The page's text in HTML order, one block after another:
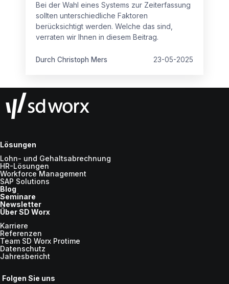
Bei der Wahl eines Systems zur Zeiterfassung
sollten unterschiedliche Faktoren
berücksichtigt werden. Welche das sind,
verraten wir Ihnen in diesem Beitrag.
Durch Christoph Mers 23-05-2025
Lösungen
Lohn- und Gehaltsabrechnung
HR-Lösungen
Workforce Management
SAP Solutions
Blog
Seminare
Newsletter
Über SD Worx
Karriere
Referenzen
Team SD Worx Protime
Datenschutz
Jahresbericht
Folgen Sie uns